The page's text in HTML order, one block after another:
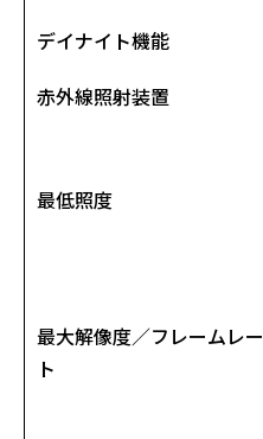
デイナイト機能
赤外線照射装置
最低照度
最大解像度／フレームレー
ト